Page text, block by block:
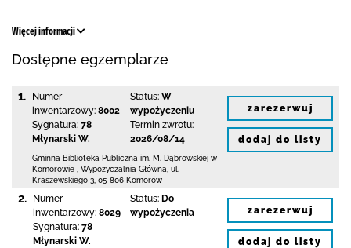
Więcej informacji
Dostępne egzemplarze
1.
Numer
inwentarzowy: 8002
Sygnatura: 78
Młynarski W.
Status: W
wypożyczeniu
Termin zwrotu:
2026/08/14
Gminna Biblioteka Publiczna im. M. Dąbrowskiej w
Komorowie
Wypożyczalnia Główna, ul.
Kraszewskiego 3 05-806 Komorów
zarezerwuj
dodaj do listy
2.
Numer
inwentarzowy: 8029
Sygnatura: 78
Młynarski W.
Status: Do
wypożyczenia
zarezerwuj
dodaj do listy